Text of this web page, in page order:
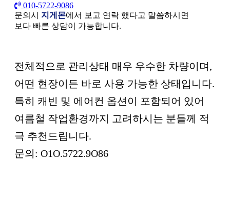
010-5722-9086
문의시 지게몬에서 보고 연락 했다고 말씀하시면
보다 빠른 상담이 가능합니다.
본문
전체적으로 관리상태 매우 우수한 차량이며,
어떤 현장이든 바로 사용 가능한 상태입니다.
특히 캐빈 및 에어컨 옵션이 포함되어 있어
여름철 작업환경까지 고려하시는 분들께 적
극 추천드립니다.
문의: O1O.5722.9O86